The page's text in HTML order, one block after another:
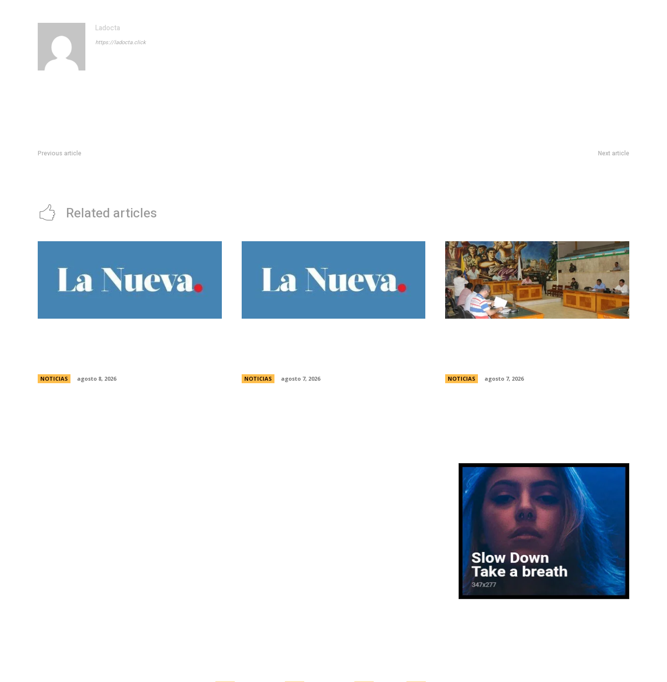
Ladocta
https://ladocta.click
Previous article Next article
Related articles
NOTICIAS agosto 8, 2026 NOTICIAS agosto 7, 2026 NOTICIAS agosto 7, 2026